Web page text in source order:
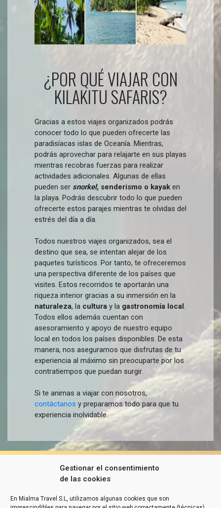
Gestionar el consentimiento
de las cookies
En Mialma Travel S.L, utilizamos algunas cookies que son
¿POR QUÉ VIAJAR CON
KILAKITU SAFARIS?
Gracias a estos viajes organizados podrás
conocer todo lo que pueden ofrecerte las
paradisíacas islas de Oceanía. Mientras,
podrás aprovechar para relajarte en sus playas
mientras recobras fuerzas para realizar
actividades adicionales. Algunas de ellas
pueden ser snorkel, senderismo o kayak en
la playa. Podrás descubrir todo lo que pueden
ofrecerte estos parajes mientras te olvidas del
estrés del día a día.
Todos nuestros viajes organizados, sea el
destino que sea, se intentan alejar de los
paquetes turísticos. Por tanto, te ofreceremos
una perspectiva diferente de los países que
visites. Estos recorridos te aportarán una
riqueza interior gracias a su inmersión en la
naturaleza, la cultura y la gastronomía local.
Todos ellos además cuentan con
asesoramiento y apoyo de nuestro equipo
local en todos los países disponibles. De esta
manera, nos aseguramos que disfrutas de tu
experiencia al máximo sin preocuparte por los
contratiempos que puedan surgir.
Si te animas a viajar con nosotros,
contáctanos y preparamos todo para que tu
experiencia inolvidable.